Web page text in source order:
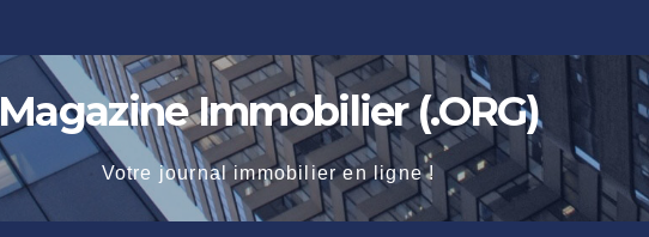
Magazine Immobilier (.ORG)
Votre journal immobilier en ligne !